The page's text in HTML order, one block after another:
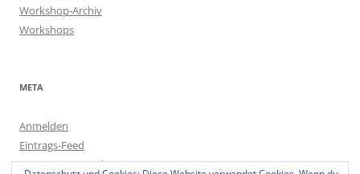
Workshop-Archiv
Workshops
META
Anmelden
Eintrags-Feed
Kommentar-Feed